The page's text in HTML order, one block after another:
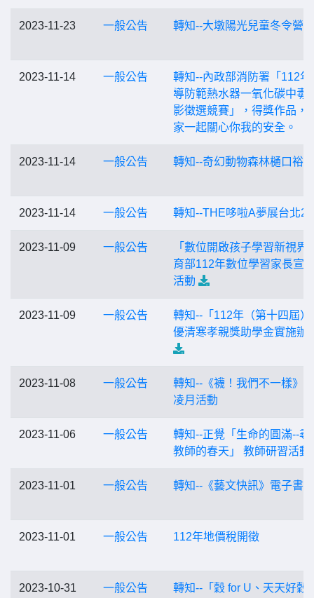
2023-11-23 一般公告 轉知--大墩陽光兒童冬令營
2023-11-14 一般公告
轉知--內政部消防署「112年
導防範熱水器一氧化碳中毒
影徵選競賽」，得獎作品，
家一起關心你我的安全。
2023-11-14 一般公告 轉知--奇幻動物森林樋口裕
2023-11-14 一般公告 轉知--THE哆啦A夢展台北
2023-11-09 一般公告
「數位開啟孩子學習新視界
育部112年數位學習家長宣
活動
2023-11-09 一般公告
轉知--「112年（第十四屆）
優清寒孝親獎助學金實施辦
2023-11-08 一般公告
轉知--《襪！我們不一樣》
凌月活動
2023-11-06 一般公告
轉知--正覺「生命的圓滿--尋
教師的春天」 教師研習活動
2023-11-01 一般公告 轉知--《藝文快訊》電子書
2023-11-01 一般公告 112年地價稅開徵
2023-10-31 一般公告
轉知--「穀 for U、天天好穀